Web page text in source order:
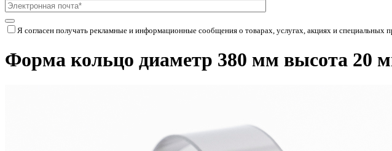
Я согласен получать рекламные и информационные сообщения о товарах, услугах, акциях и специальных
Форма кольцо диаметр 380 мм высота 20